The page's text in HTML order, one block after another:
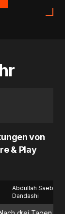
von
& Play
Abdullah Saeb Al
Dandashi